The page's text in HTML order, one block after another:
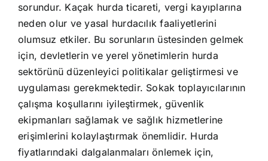
sorundur. Kaçak hurda ticareti, vergi kayıplarına
neden olur ve yasal hurdacılık faaliyetlerini
olumsuz etkiler. Bu sorunların üstesinden gelmek
için, devletlerin ve yerel yönetimlerin hurda
sektörünü düzenleyici politikalar geliştirmesi ve
uygulaması gerekmektedir. Sokak toplayıcılarının
çalışma koşullarını iyileştirmek, güvenlik
ekipmanları sağlamak ve sağlık hizmetlerine
erişimlerini kolaylaştırmak önemlidir. Hurda
fiyatlarındaki dalgalanmaları önlemek için,